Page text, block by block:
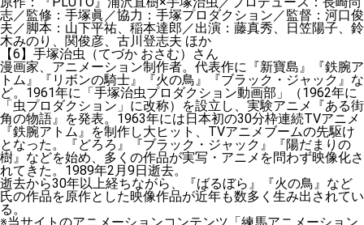
志／監修：手塚眞／協力：手塚プロダクション／監督：河口俊
夫／脚本：山下平祐、稲本達郎／出演：藤真秀、日笠陽子、鈴
木みのり、関俊彦、古川登志夫 ほか
【6】手塚治虫（てづか おさむ）さん
漫画家、アニメーション制作者。代表作に『新寶島』『鉄腕ア
トム』『リボンの騎士』『火の鳥』『ブラック・ジャック』な
ど。1961年に「手塚治虫プロダクション動画部」（1962年に
「虫プロダクション」に改称）を設立し、実験アニメ『ある街
角の物語』を発表。1963年には日本初の30分枠連続TVアニメ
『鉄腕アトム』を制作し大ヒット、TVアニメブームの先駆け
となった。『どろろ』『ブラック・ジャック』『陽だまりの
樹』などを始め、多くの作品が実写・アニメを問わず映像化さ
れてきた。1989年2月9日逝去。
逝去から30年以上経ちながら、『ばるぼら』『火の鳥』など
氏の作品を原作とした映像作品が近年も数多く生み出されてい
る。